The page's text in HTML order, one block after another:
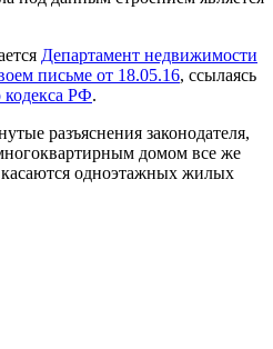
Департамент недвижимости
письме от 18.05.16, ссылаясь
РФ.
разъяснения законодателя,
домом все же
одноэтажных жилых